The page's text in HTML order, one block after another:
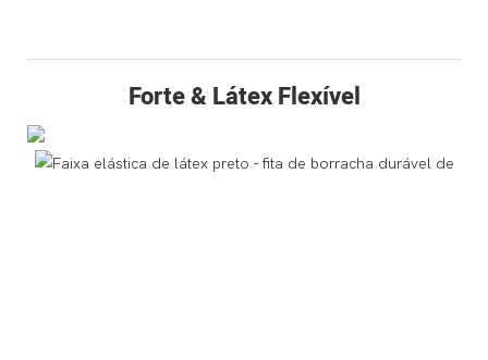
Forte & Látex Flexível